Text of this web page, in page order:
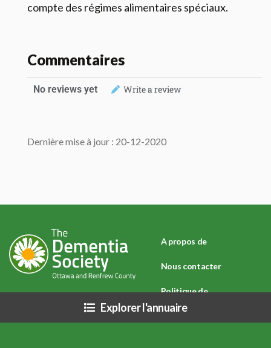
compte des régimes alimentaires spéciaux.
Commentaires
No reviews yet Write a review
Dernière mise à jour : 20-12-2020
A propos de
Nous contacter
Politique de
Explorer l'annuaire